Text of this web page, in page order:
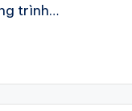
trình…